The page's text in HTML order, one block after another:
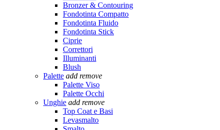
Bronzer & Contouring
Fondotinta Compatto
Fondotinta Fluido
Fondotinta Stick
Ciprie
Correttori
Illuminanti
Blush
Palette add remove
Palette Viso
Palette Occhi
Unghie add remove
Top Coat e Basi
Levasmalto